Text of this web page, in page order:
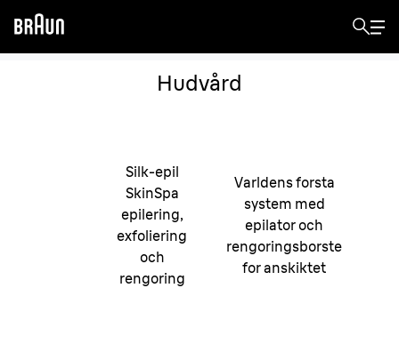
Hudvård
Silk-epil
SkinSpa
epilering,
exfoliering
och
rengoring
Varldens forsta
system med
epilator och
rengoringsborste
for anskiktet